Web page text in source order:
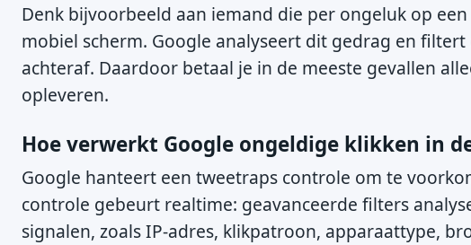
Denk bijvoorbeeld aan iemand die per ongeluk op
mobiel scherm. Google analyseert dit gedrag en
achteraf. Daardoor betaal je in de meeste gevallen
opleveren.
Hoe verwerkt Google ongeldige klikken in
Google hanteert een tweetraps controle om te
controle gebeurt realtime: geavanceerde filters
signalen, zoals IP-adres, klikpatroon, apparaattype,